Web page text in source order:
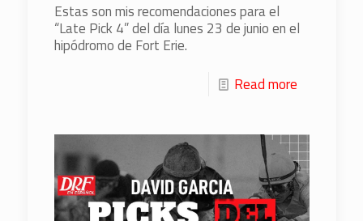
Estas son mis recomendaciones para el
“Late Pick 4” del día lunes 23 de junio en el
hipódromo de Fort Erie.
Read more